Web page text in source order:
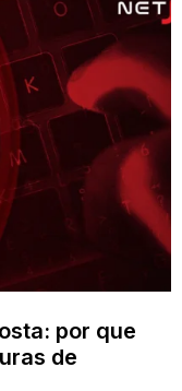
por que
de